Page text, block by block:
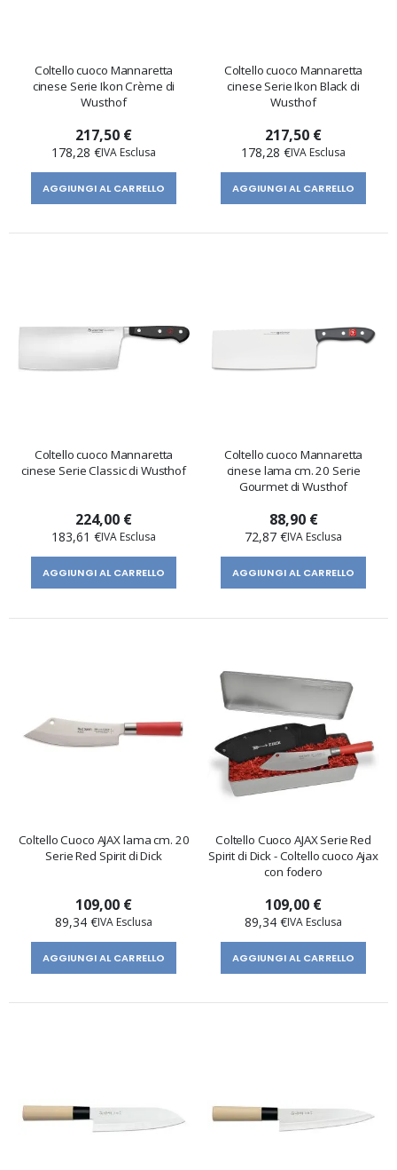
Coltello cuoco Mannaretta
cinese Serie Ikon Crème di
Wusthof
217,50 €
178,28 €
AGGIUNGI AL CARRELLO
Coltello cuoco Mannaretta
cinese Serie Ikon Black di
Wusthof
217,50 €
178,28 €
AGGIUNGI AL CARRELLO
Coltello cuoco Mannaretta
cinese Serie Classic di Wusthof
224,00 €
183,61 €
AGGIUNGI AL CARRELLO
Coltello cuoco Mannaretta
cinese lama cm. 20 Serie
Gourmet di Wusthof
88,90 €
72,87 €
AGGIUNGI AL CARRELLO
Coltello Cuoco AJAX lama cm. 20
Serie Red Spirit di Dick
109,00 €
89,34 €
AGGIUNGI AL CARRELLO
Coltello Cuoco AJAX Serie Red
Spirit di Dick - Coltello cuoco Ajax
con fodero
109,00 €
89,34 €
AGGIUNGI AL CARRELLO